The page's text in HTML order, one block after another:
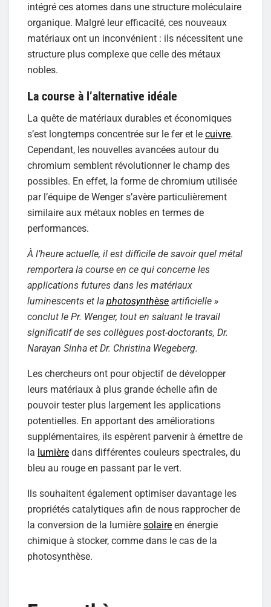
intégré ces atomes dans une structure moléculaire
organique. Malgré leur efficacité, ces nouveaux
matériaux ont un inconvénient : ils nécessitent une
structure plus complexe que celle des métaux
nobles.
La course à l’alternative idéale
La quête de matériaux durables et économiques
s’est longtemps concentrée sur le fer et le cuivre.
Cependant, les nouvelles avancées autour du
chromium semblent révolutionner le champ des
possibles. En effet, la forme de chromium utilisée
par l’équipe de Wenger s’avère particulièrement
similaire aux métaux nobles en termes de
performances.
À l’heure actuelle, il est difficile de savoir quel métal
remportera la course en ce qui concerne les
applications futures dans les matériaux
luminescents et la photosynthèse artificielle »
conclut le Pr. Wenger, tout en saluant le travail
significatif de ses collègues post-doctorants, Dr.
Narayan Sinha et Dr. Christina Wegeberg.
Les chercheurs ont pour objectif de développer
leurs matériaux à plus grande échelle afin de
pouvoir tester plus largement les applications
potentielles. En apportant des améliorations
supplémentaires, ils espèrent parvenir à émettre de
la lumière dans différentes couleurs spectrales, du
bleu au rouge en passant par le vert.
Ils souhaitent également optimiser davantage les
propriétés catalytiques afin de nous rapprocher de
la conversion de la lumière solaire en énergie
chimique à stocker, comme dans le cas de la
photosynthèse.